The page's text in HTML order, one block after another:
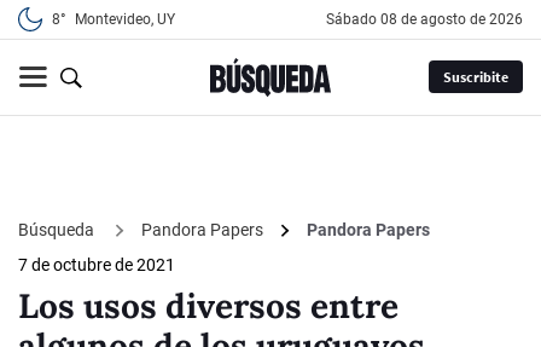
8° Montevideo, UY sábado 08 de agosto de 2026
Suscribite
Búsqueda Pandora Papers
Pandora Papers
7 de octubre de 2021
Los usos diversos entre